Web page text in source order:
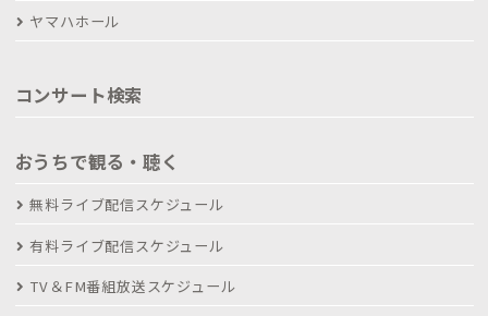
ヤマハホール
コンサート検索
おうちで観る・聴く
無料ライブ配信スケジュール
有料ライブ配信スケジュール
TV＆FM番組放送スケジュール